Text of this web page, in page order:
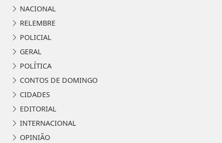
NACIONAL
RELEMBRE
POLICIAL
GERAL
POLÍTICA
CONTOS DE DOMINGO
CIDADES
EDITORIAL
INTERNACIONAL
OPINIÃO